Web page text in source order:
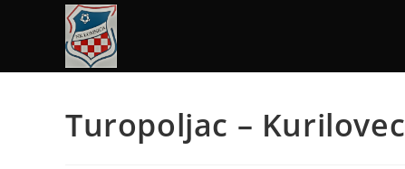
Turopoljac – Kurilovec